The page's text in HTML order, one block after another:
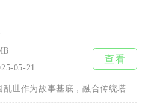
05-21
查看
融合传统塔防与即时武将操控双核心玩法，归属策马三国系